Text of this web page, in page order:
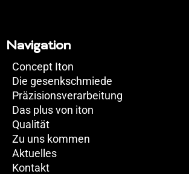
Navigation
Concept Iton
Die gesenkschmiede
Präzisionsverarbeitung
Das plus von iton
Qualität
Zu uns kommen
Aktuelles
Kontakt